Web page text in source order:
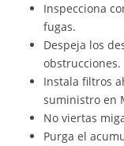
Inspecciona
fugas.
Despeja los
obstrucciones.
Instala filtros
suministro en
No viertas
Purga el